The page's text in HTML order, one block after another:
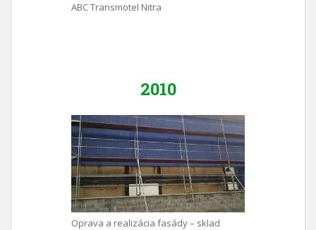
ABC Transmotel Nitra
2010
Oprava a realizácia fasády – sklad